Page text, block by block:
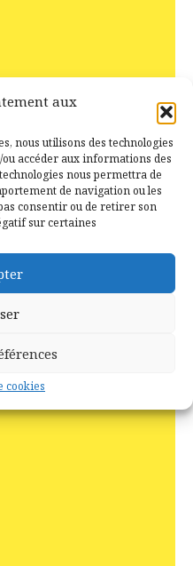
aux
nous utilisons des technologies
accéder aux informations des
nous permettra de
de navigation ou les
consentir ou de retirer son
sur certaines
cookies
de Campénéac